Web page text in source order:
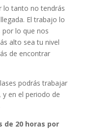
lo tanto no tendrás
El trabajo lo
lo que nos
alto sea tu nivel
de encontrar
podrás trabajar
en el periodo de
de 20 horas por